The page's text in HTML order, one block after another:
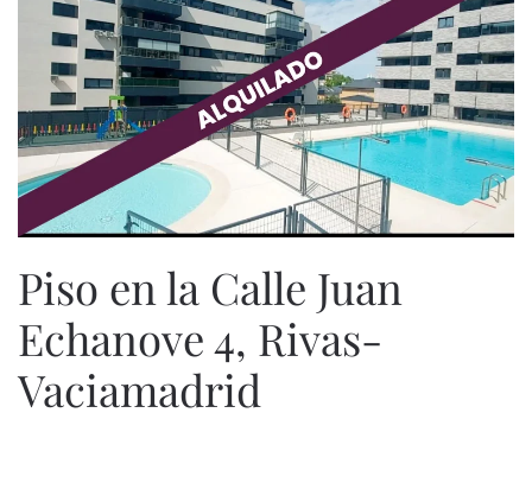
Piso en la Calle Juan
Echanove 4, Rivas-
Vaciamadrid